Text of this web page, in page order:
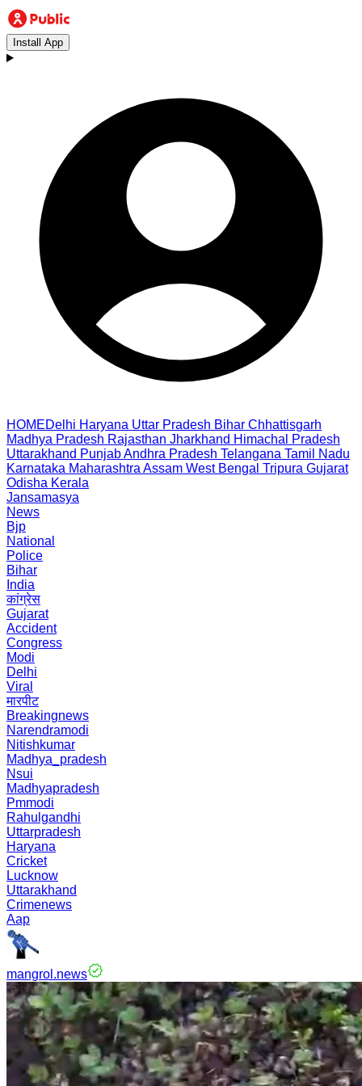
Install App
HOMEDelhi Haryana Uttar Pradesh Bihar Chhattisgarh
Madhya Pradesh Rajasthan Jharkhand Himachal Pradesh
Uttarakhand PunjabAndhra Pradesh Telangana Tamil Nadu
Karnataka Maharashtra Assam West Bengal Tripura Gujarat
Odisha Kerala
Jansamasya
News
Bjp
National
Police
Bihar
India
कांग्रेस
Gujarat
Accident
Congress
Modi
Delhi
Viral
मारपीट
Breakingnews
Narendramodi
Nitishkumar
Madhya_pradesh
Nsui
Madhyapradesh
Pmmodi
Rahulgandhi
Uttarpradesh
Haryana
Cricket
Lucknow
Uttarakhand
Crimenews
Aap
mangrol.news